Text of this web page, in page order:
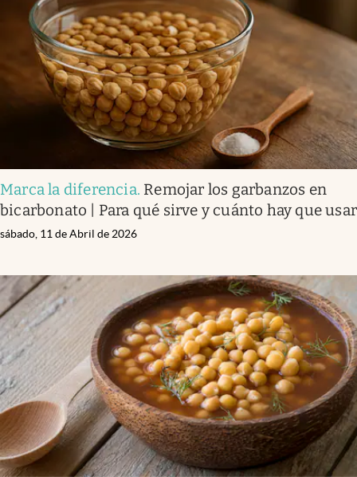
Infotechnology
Clase
Mundial 2026
Eventos Corporativos
Mediakit
abre en nueva pestaña
Argentina
Marca la diferencia. Remojar los garbanzos en
bicarbonato | Para qué sirve y cuánto hay que usar
sábado, 11 de Abril de 2026